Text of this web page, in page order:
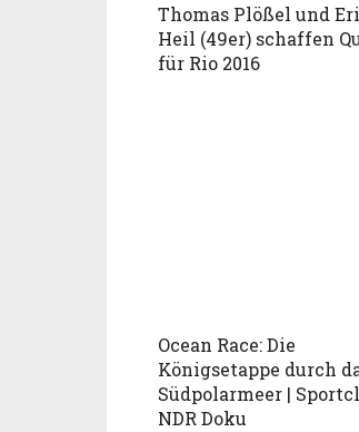
Thomas Plößel und
Heil (49er) schaffen
für Rio 2016
Ocean Race: Die
Königsetappe durch
Südpolarmeer |
NDR Doku